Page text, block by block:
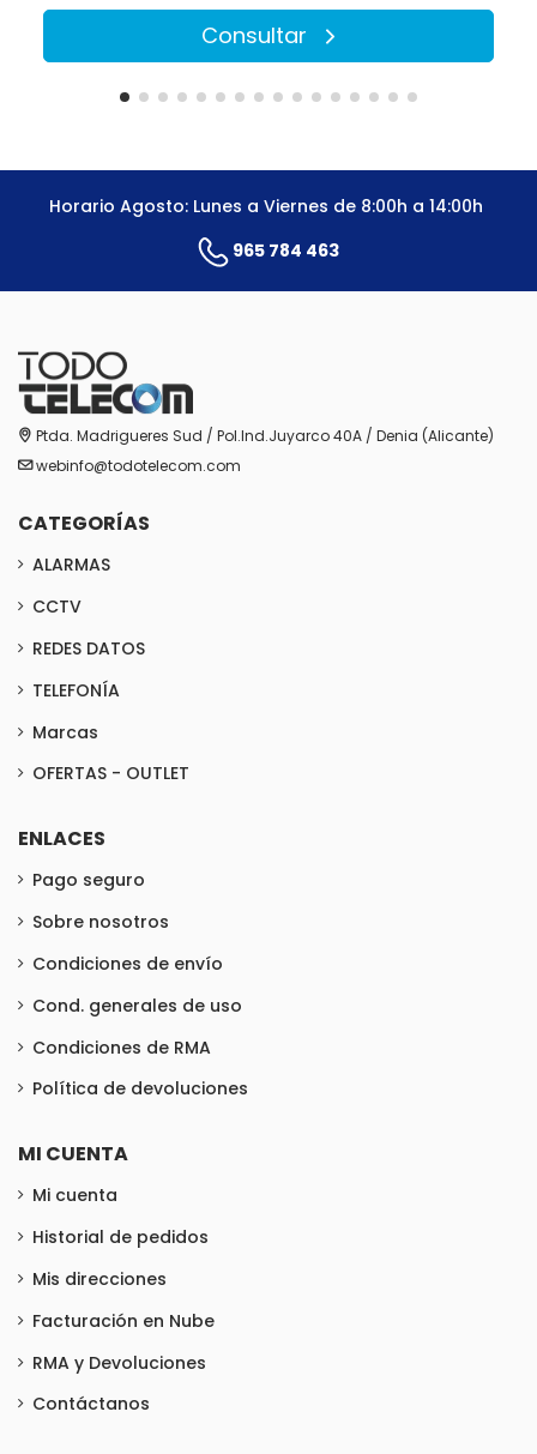
Consultar
Horario Agosto: Lunes a Viernes de 8:00h a 14:00h
965 784 463
Ptda. Madrigueres Sud / Pol.Ind.Juyarco 40A / Denia (Alicante)
webinfo@todotelecom.com
CATEGORÍAS
ALARMAS
CCTV
REDES DATOS
TELEFONÍA
Marcas
OFERTAS - OUTLET
ENLACES
Pago seguro
Sobre nosotros
Condiciones de envío
Cond. generales de uso
Condiciones de RMA
Política de devoluciones
MI CUENTA
Mi cuenta
Historial de pedidos
Mis direcciones
Facturación en Nube
RMA y Devoluciones
Contáctanos